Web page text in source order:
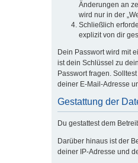
Änderungen an
wird nur in der
Schließlich
explizit von dir
Dein Passwort wird mit
ist dein Schlüssel zu
Passwort fragen.
deiner E-Mail-Adresse
Gestattung der
Du gestattest dem
Darüber hinaus ist der
deiner IP-Adresse und